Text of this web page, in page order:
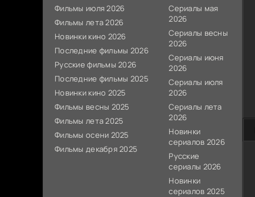
Фильмы июля 2026
Фильмы лета 2026
Новинки кино 2026
Последние фильмы 2026
Русские фильмы 2026
Последние фильмы 2025
Новинки кино 2025
Фильмы весны 2025
Фильмы лета 2025
Фильмы осени 2025
Фильмы декабря 2025
Сериалы мая
2026
Сериалы весны
2026
Сериалы июня
2026
Сериалы июля
2026
Сериалы лета
2026
Новинки
сериалов 2026
Русские
сериалы 2026
Новинки
сериалов 2025